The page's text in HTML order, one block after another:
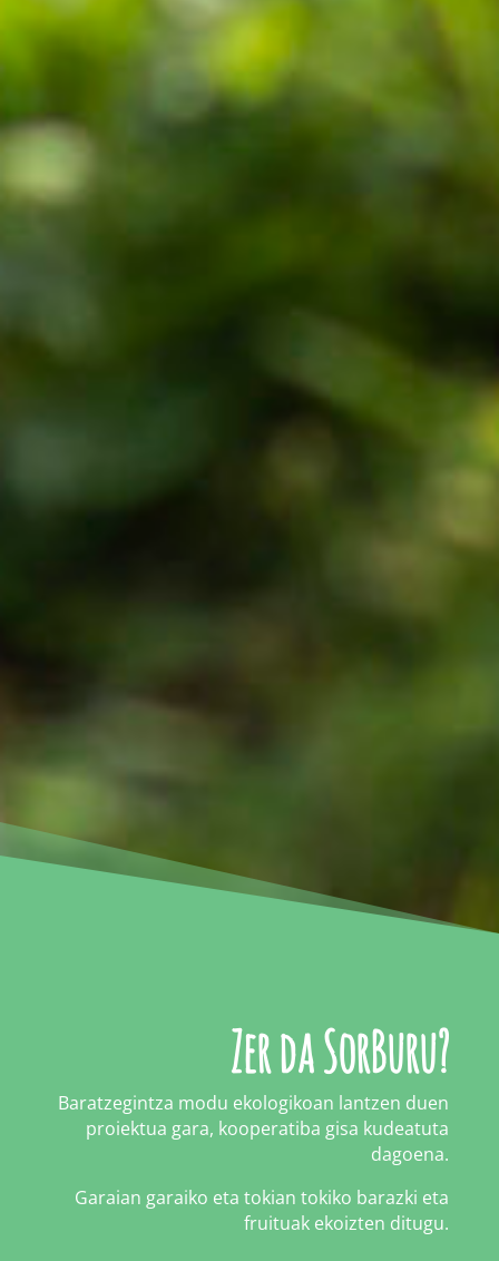
Zer da SorBuru?
Baratzegintza modu ekologikoan lantzen duen
proiektua gara, kooperatiba gisa kudeatuta
dagoena.
Garaian garaiko eta tokian tokiko barazki eta
fruituak ekoizten ditugu.